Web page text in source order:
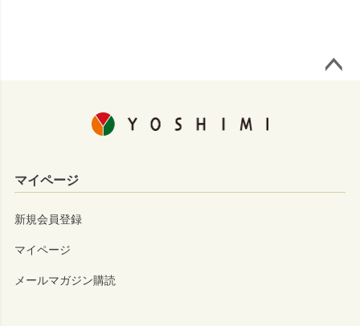
マイページ
新規会員登録
マイページ
メールマガジン購読